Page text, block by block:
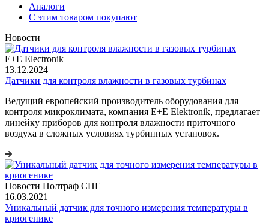
Аналоги
С этим товаром покупают
Новости
E+E Electronik —
13.12.2024
Датчики для контроля влажности в газовых турбинах
Ведущий европейский производитель оборудования для
контроля микроклимата, компания E+E Elektronik, предлагает
линейку приборов для контроля влажности приточного
воздуха в сложных условиях турбинных установок.
Новости Полтраф СНГ —
16.03.2021
Уникальный датчик для точного измерения температуры в
криогенике